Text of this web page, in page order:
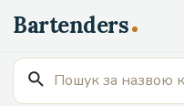
до
вмісту
Пошук
для: